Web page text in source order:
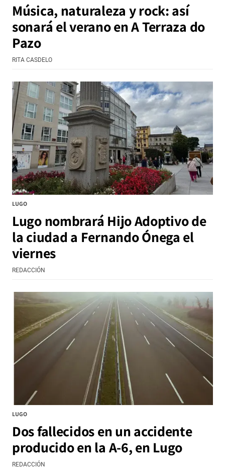
Música, naturaleza y rock: así
sonará el verano en A Terraza do
Pazo
RITA CASDELO
LUGO
Lugo nombrará Hijo Adoptivo de
la ciudad a Fernando Ónega el
viernes
REDACCIÓN
LUGO
Dos fallecidos en un accidente
producido en la A-6, en Lugo
REDACCIÓN